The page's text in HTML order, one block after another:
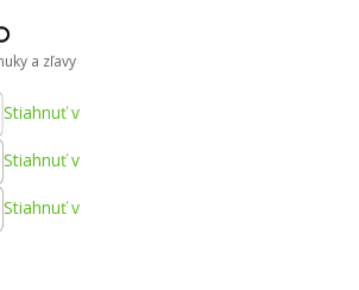
a zľavy
Stiahnuť v
Stiahnuť v
Stiahnuť v